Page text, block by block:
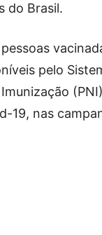
do Brasil.
pelo
19, nas